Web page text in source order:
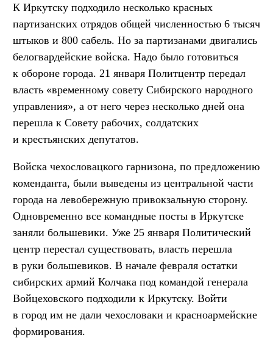
К Иркутску подходило несколько красных
партизанских отрядов общей численностью 6 тысяч
штыков и 800 сабель. Но за партизанами двигались
белогвардейские войска. Надо было готовиться
к обороне города. 21 января Политцентр передал
власть «временному совету Сибирского народного
управления», а от него через несколько дней она
перешла к Совету рабочих, солдатских
и крестьянских депутатов.
Войска чехословацкого гарнизона, по предложению
коменданта, были выведены из центральной части
города на левобережную привокзальную сторону.
Одновременно все командные посты в Иркутске
заняли большевики. Уже 25 января Политический
центр перестал существовать, власть перешла
в руки большевиков. В начале февраля остатки
сибирских армий Колчака под командой генерала
Войцеховского подходили к Иркутску. Войти
в город им не дали чехословаки и красноармейские
формирования.